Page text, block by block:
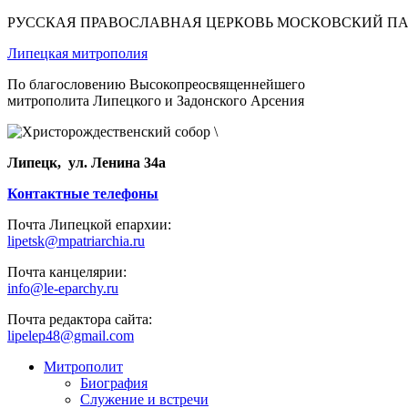
РУССКАЯ ПРАВОСЛАВНАЯ ЦЕРКОВЬ МОСКОВСКИЙ
Липецкая митрополия
По благословению Высокопреосвященнейшего
митрополита Липецкого и Задонского Арсения
Липецк, ул. Ленина 34а
Контактные телефоны
Почта Липецкой епархии:
lipetsk@mpatriarchia.ru
Почта канцелярии:
info@le-eparchy.ru
Почта редактора сайта:
lipelep48@gmail.com
Митрополит
Биография
Служение и встречи